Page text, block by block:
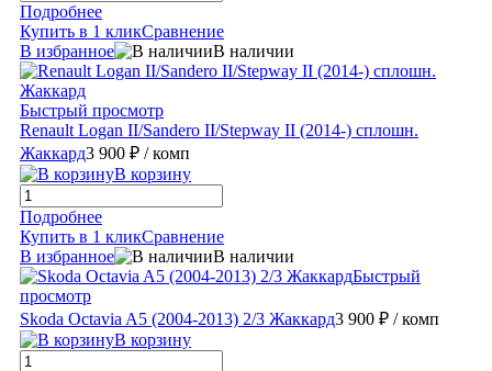
Подробнее
Купить в 1 кликСравнение
В избранное
В наличии
Быстрый просмотр
Renault Logan II/Sandero II/Stepway II (2014-) сплошн.
Жаккард3 900 ₽ / комп
В корзину
Подробнее
Купить в 1 кликСравнение
В избранное
В наличии
Быстрый
просмотр
Skoda Octavia A5 (2004-2013) 2/3 Жаккард3 900 ₽ / комп
В корзину